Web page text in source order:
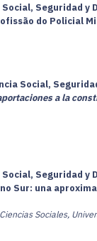
Seguridad y
do Policial
Social,
a la
Seguridad y
Sur: una
Sociales,